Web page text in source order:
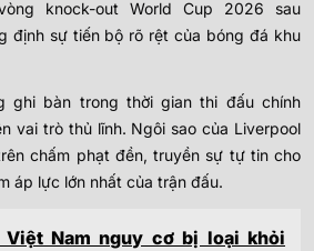
knock-out World Cup 2026 sau
định sự tiến bộ rõ rệt của bóng đá khu
ghi bàn trong thời gian thi đấu chính
vai trò thủ lĩnh. Ngôi sao của Liverpool
chấm phạt đền, truyền sự tự tin cho
áp lực lớn nhất của trận đấu.
Nam nguy cơ bị loại khỏi